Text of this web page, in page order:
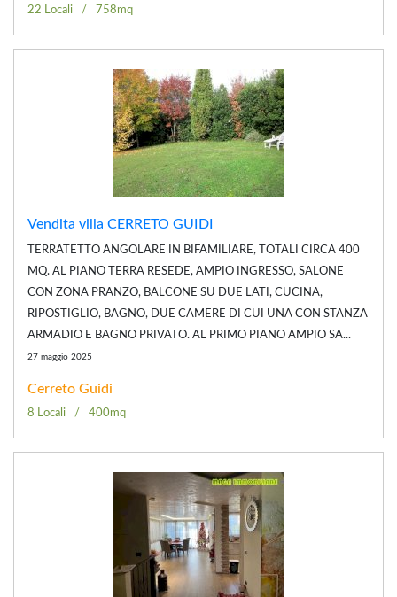
22 Locali 758mq
Vendita villa CERRETO GUIDI
TERRATETTO ANGOLARE IN BIFAMILIARE, TOTALI CIRCA 400
MQ. AL PIANO TERRA RESEDE, AMPIO INGRESSO, SALONE
CON ZONA PRANZO, BALCONE SU DUE LATI, CUCINA,
RIPOSTIGLIO, BAGNO, DUE CAMERE DI CUI UNA CON STANZA
ARMADIO E BAGNO PRIVATO. AL PRIMO PIANO AMPIO SA...
27 maggio 2025
Cerreto Guidi
8 Locali 400mq